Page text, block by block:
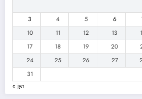
3
4 5 6
10
11 12 13
17
18 19 20
24
25 26 27
31
« јул